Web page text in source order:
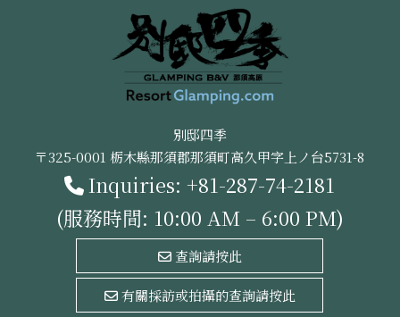
別邸四季
〒325-0001 栃木縣那須郡那須町高久甲字上ノ台5731-8
Inquiries: +81-287-74-2181
(服務時間: 10:00 AM – 6:00 PM)
查詢請按此
有關採訪或拍攝的查詢請按此